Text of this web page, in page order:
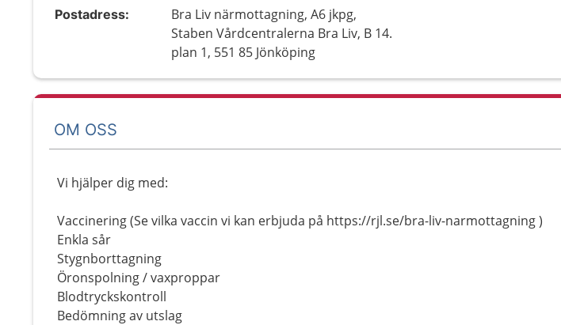
Postadress:
Bra Liv närmottagning, A6 jkpg,
Staben Vårdcentralerna Bra Liv, B 14.
plan 1, 551 85 Jönköping
OM OSS
Vi hjälper dig med:
Vaccinering (Se vilka vaccin vi kan erbjuda på https://rjl.se/bra-liv-narmottagning )
Enkla sår
Stygnborttagning
Öronspolning / vaxproppar
Blodtryckskontroll
Bedömning av utslag